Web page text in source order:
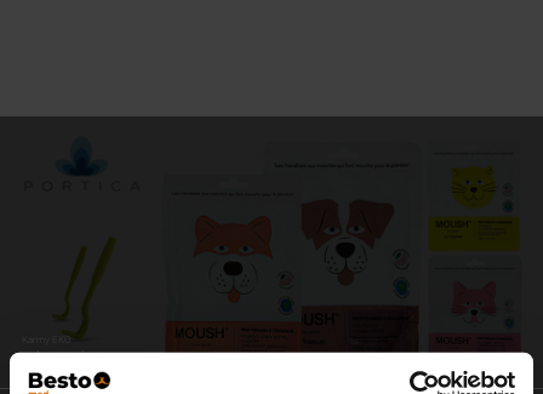
Karmy EKO
zdrowe i pyszne